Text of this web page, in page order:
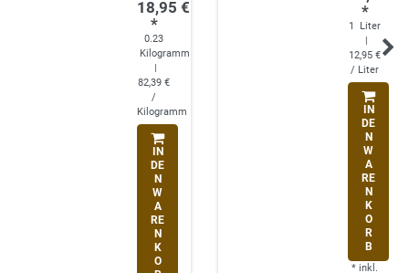
18,95 €
*
0.23
Kilogramm
82,39 €
/
Kilogramm
IN
DE
N
W
A
RE
N
K
O
*
1
Liter
12,95 €
/ Liter
IN
DE
N
W
A
RE
N
K
O
R
B
* inkl.